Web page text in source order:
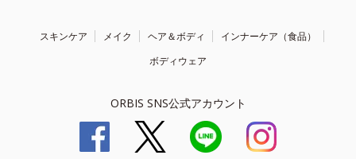
スキンケア メイク ヘア＆ボディ
インナーケア（食品）
ボディウェア
ORBIS SNS公式アカウント